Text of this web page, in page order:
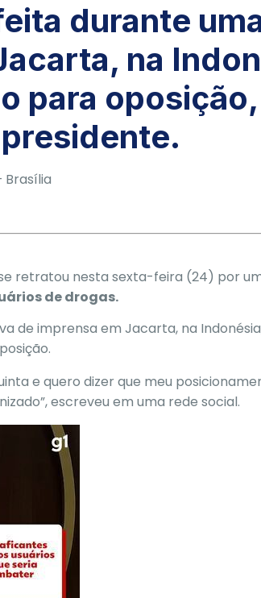
durante
na
para
Brasília
retratou nesta sexta-feira (24) por
de drogas.
de imprensa em Jacarta, na Indonésia
e quero dizer que meu
escreveu em uma rede social.